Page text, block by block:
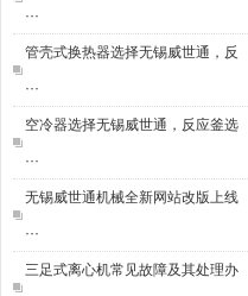
···
管壳式换热器选择无锡威世通，反
···
空冷器选择无锡威世通，反应釜选
···
无锡威世通机械全新网站改版上线
···
三足式离心机常见故障及其处理办